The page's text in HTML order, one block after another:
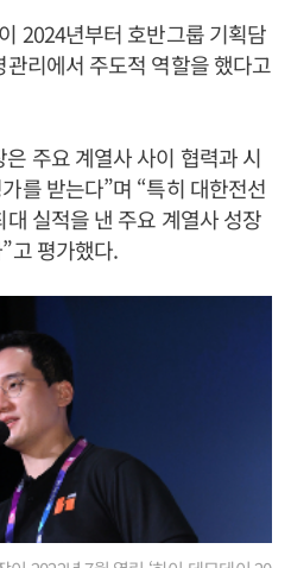
2024년부터 호반그룹 기획담
리에서 주도적 역할을 했다고
주요 계열사 사이 협력과 시
를 받는다”며 “특히 대한전선
실적을 낸 주요 계열사 성장
고 평가했다.